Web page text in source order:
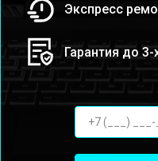
Экспресс
Гарантия до 3-